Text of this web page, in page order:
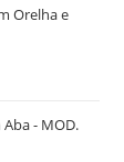
Orelha e
Aba - MOD.